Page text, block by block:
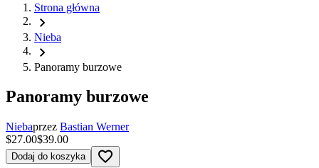
Strona główna
chevron_right
Nieba
chevron_right
Panoramy burzowe
Panoramy burzowe
Niebaprzez Bastian Werner
$27.00$39.00
Dodaj do koszyka favorite_border